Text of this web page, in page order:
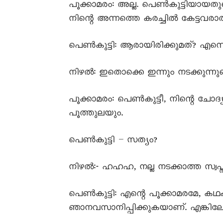
പൂക്കാമരം: അല്ല.
നിന്റെ അന്നത്തെ കരച്ചിൽ
പെൺകുട്ടി: ആരായിരിക്കുമത്?
നിഴൽ: ഇതൊക്കെ ഇന്നും
പൂക്കാമരം: പെൺകുട്ടീ, നിന്റെ
പൂത്തുലയും.
പെൺകുട്ടി – സത്യം?
നിഴൽ:- ഹഹഹ, നല്ല നടക്കാത്ത
പെൺകുട്ടി: എന്റെ പൂക്കാമരമേ,
ഞാനവസാനിപ്പിക്കുകയാണ്.